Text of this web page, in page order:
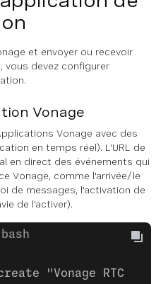
et envoyer ou recevoir
vous devez configurer
Vonage
Vonage avec des
en temps réel). L'URL de
en direct des événements qui
Vonage, comme l'arrivée/le
de messages, l'activation de
de l'activer).
"Vonage RTC